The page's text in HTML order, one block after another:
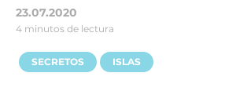
23.07.2020
4 minutos de lectura
SECRETOS ISLAS